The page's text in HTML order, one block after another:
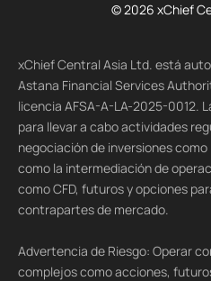
© 2026 xChief
xChief Central Asia Ltd. está
Astana Financial Services
licencia AFSA-A-LA-2025-0012.
para llevar a cabo actividades
negociación de inversiones
como la intermediación de
como CFD, futuros y opciones
contrapartes de mercado.
Advertencia de Riesgo: Operar
complejos como acciones,